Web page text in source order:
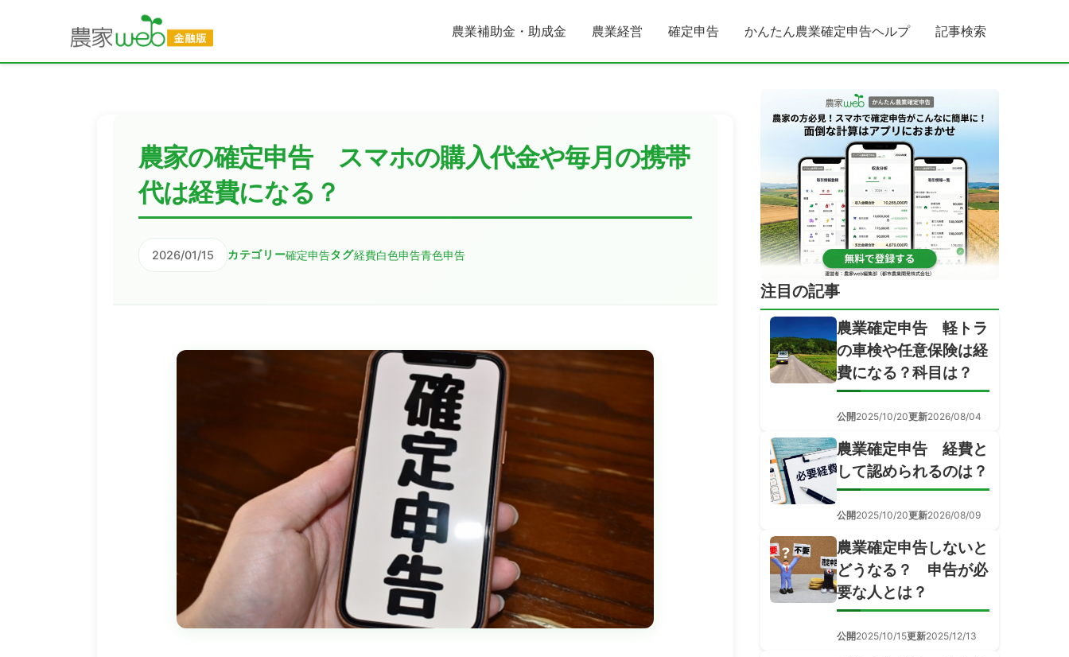
農業補助金・助成金 農業経営 確定申告 かんたん農業確定申告ヘルプ 記事検索
農家の確定申告 スマホの購入代金や毎月の携帯
代は経費になる？
2026/01/15 カテゴリー確定申告タグ経費白色申告青色申告
注目の記事
農業確定申告 軽トラ
の車検や任意保険は経
費になる？科目は？
公開2025/10/20更新2026/08/04
農業確定申告 経費と
して認められるのは？
公開2025/10/20更新2026/08/09
農業確定申告しないと
どうなる？ 申告が必
要な人とは？
公開2025/10/15更新2025/12/13